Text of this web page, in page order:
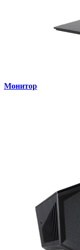
Монитор